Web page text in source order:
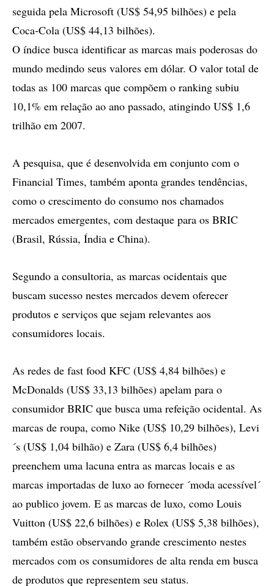
seguida pela Microsoft (US$ 54,95 bilhões) e pela
Coca-Cola (US$ 44,13 bilhões).
O índice busca identificar as marcas mais poderosas do
mundo medindo seus valores em dólar. O valor total de
todas as 100 marcas que compõem o ranking subiu
10,1% em relação ao ano passado, atingindo US$ 1,6
trilhão em 2007.
A pesquisa, que é desenvolvida em conjunto com o
Financial Times, também aponta grandes tendências,
como o crescimento do consumo nos chamados
mercados emergentes, com destaque para os BRIC
(Brasil, Rússia, Índia e China).
Segundo a consultoria, as marcas ocidentais que
buscam sucesso nestes mercados devem oferecer
produtos e serviços que sejam relevantes aos
consumidores locais.
As redes de fast food KFC (US$ 4,84 bilhões) e
McDonalds (US$ 33,13 bilhões) apelam para o
consumidor BRIC que busca uma refeição ocidental. As
marcas de roupa, como Nike (US$ 10,29 bilhões), Levi
´s (US$ 1,04 bilhão) e Zara (US$ 6,4 bilhões)
preenchem uma lacuna entra as marcas locais e as
marcas importadas de luxo ao fornecer ´moda acessível´
ao publico jovem. E as marcas de luxo, como Louis
Vuitton (US$ 22,6 bilhões) e Rolex (US$ 5,38 bilhões),
também estão observando grande crescimento nestes
mercados com os consumidores de alta renda em busca
de produtos que representem seu status.